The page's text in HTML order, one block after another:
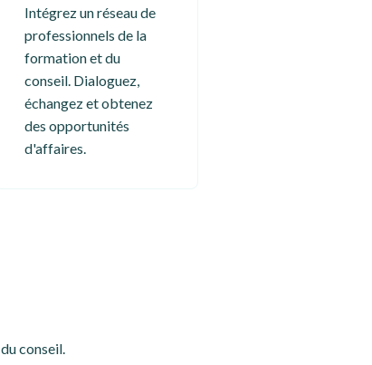
Intégrez un réseau de
professionnels de la
formation et du
conseil. Dialoguez,
échangez et obtenez
des opportunités
d'affaires.
conseil.